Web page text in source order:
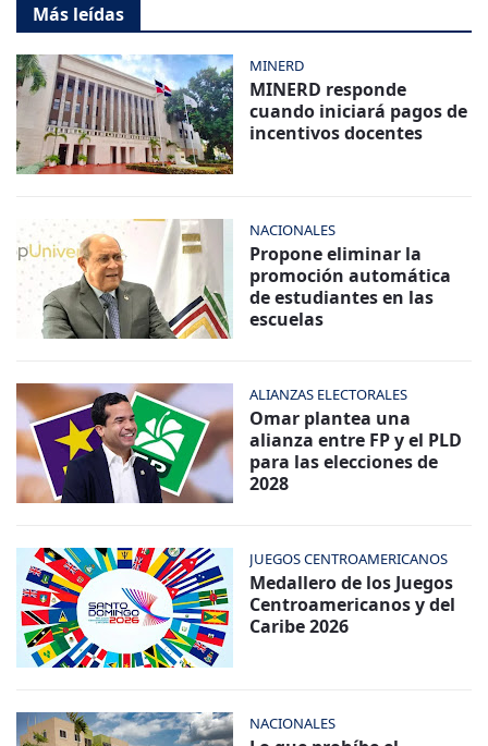
Más leídas
MINERD
MINERD responde
cuando iniciará pagos de
incentivos docentes
NACIONALES
Propone eliminar la
promoción automática
de estudiantes en las
escuelas
ALIANZAS ELECTORALES
Omar plantea una
alianza entre FP y el PLD
para las elecciones de
2028
JUEGOS CENTROAMERICANOS
Medallero de los Juegos
Centroamericanos y del
Caribe 2026
NACIONALES